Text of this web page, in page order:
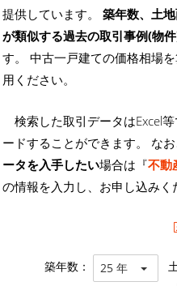
提供しています。 築年数、土
が類似する過去の取引事例(物
す。 中古一戸建ての価格相場
用ください。
検索した取引データはExcel
ードすることができます。 なお
ータを入手したい場合は『不動
の情報を入力し、お申し込みく
築年数： 25 年